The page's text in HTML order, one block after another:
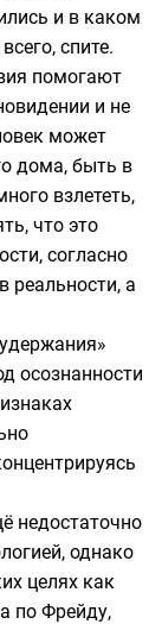
и в каком
спите.
помогают
и не
может
дома, быть в
взлететь,
что это
согласно
реальности, а
осознанности
недостаточно
однако
целях как
по Фрейду,